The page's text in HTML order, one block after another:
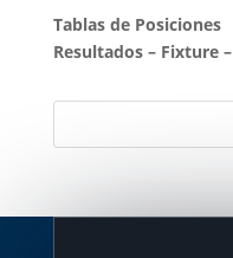
Tablas de Posiciones
Resultados– Fixture–